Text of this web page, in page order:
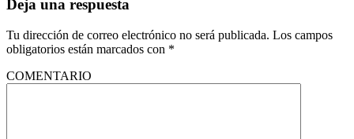
Deja una respuesta
Tu dirección de correo electrónico no será publicada. Los campos
obligatorios están marcados con *
COMENTARIO